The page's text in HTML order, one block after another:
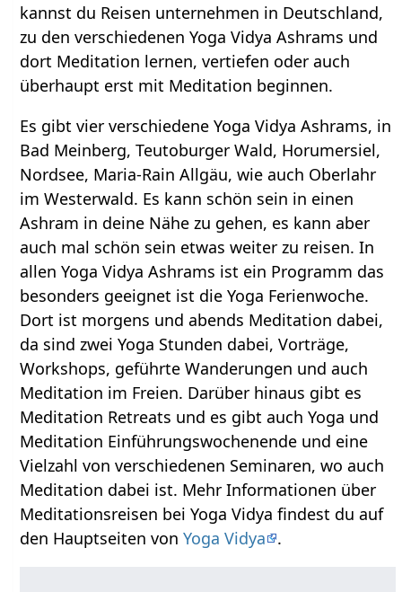
kannst du Reisen unternehmen in Deutschland,
zu den verschiedenen Yoga Vidya Ashrams und
dort Meditation lernen, vertiefen oder auch
überhaupt erst mit Meditation beginnen.
Es gibt vier verschiedene Yoga Vidya Ashrams, in
Bad Meinberg, Teutoburger Wald, Horumersiel,
Nordsee, Maria-Rain Allgäu, wie auch Oberlahr
im Westerwald. Es kann schön sein in einen
Ashram in deine Nähe zu gehen, es kann aber
auch mal schön sein etwas weiter zu reisen. In
allen Yoga Vidya Ashrams ist ein Programm das
besonders geeignet ist die Yoga Ferienwoche.
Dort ist morgens und abends Meditation dabei,
da sind zwei Yoga Stunden dabei, Vorträge,
Workshops, geführte Wanderungen und auch
Meditation im Freien. Darüber hinaus gibt es
Meditation Retreats und es gibt auch Yoga und
Meditation Einführungswochenende und eine
Vielzahl von verschiedenen Seminaren, wo auch
Meditation dabei ist. Mehr Informationen über
Meditationsreisen bei Yoga Vidya findest du auf
den Hauptseiten vonYoga Vidya .